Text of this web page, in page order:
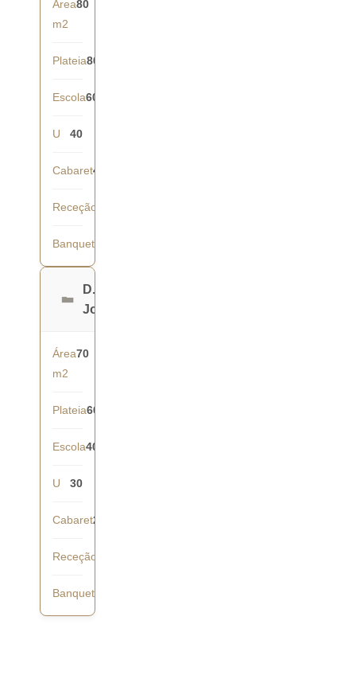
Área
m2
80
Plateia80
Escola60
U 40
Cabaret42
Receção
Banquete
D.
João
Área
m2
70
Plateia60
Escola40
U 30
Cabaret28
Receção
Banquete